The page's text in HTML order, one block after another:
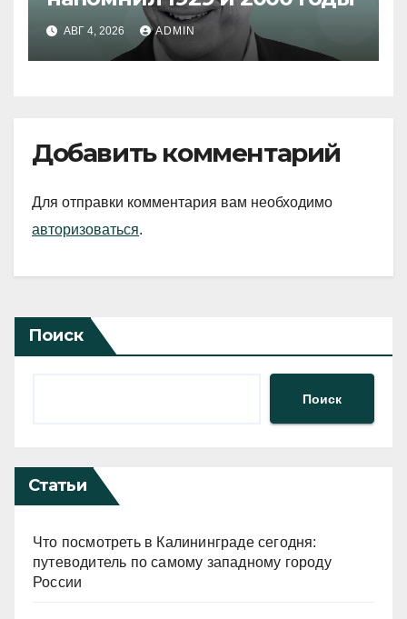
АВГ 4, 2026 ADMIN
Добавить комментарий
Для отправки комментария вам необходимо
авторизоваться.
Поиск
Поиск
Статьи
Что посмотреть в Калининграде сегодня:
путеводитель по самому западному городу
России